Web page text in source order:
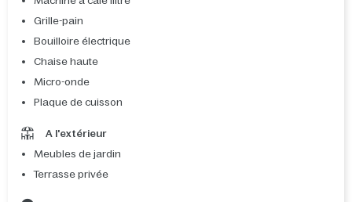
Grille-pain
Bouilloire électrique
Chaise haute
Micro-onde
Plaque de cuisson
A l'extérieur
Meubles de jardin
Terrasse privée